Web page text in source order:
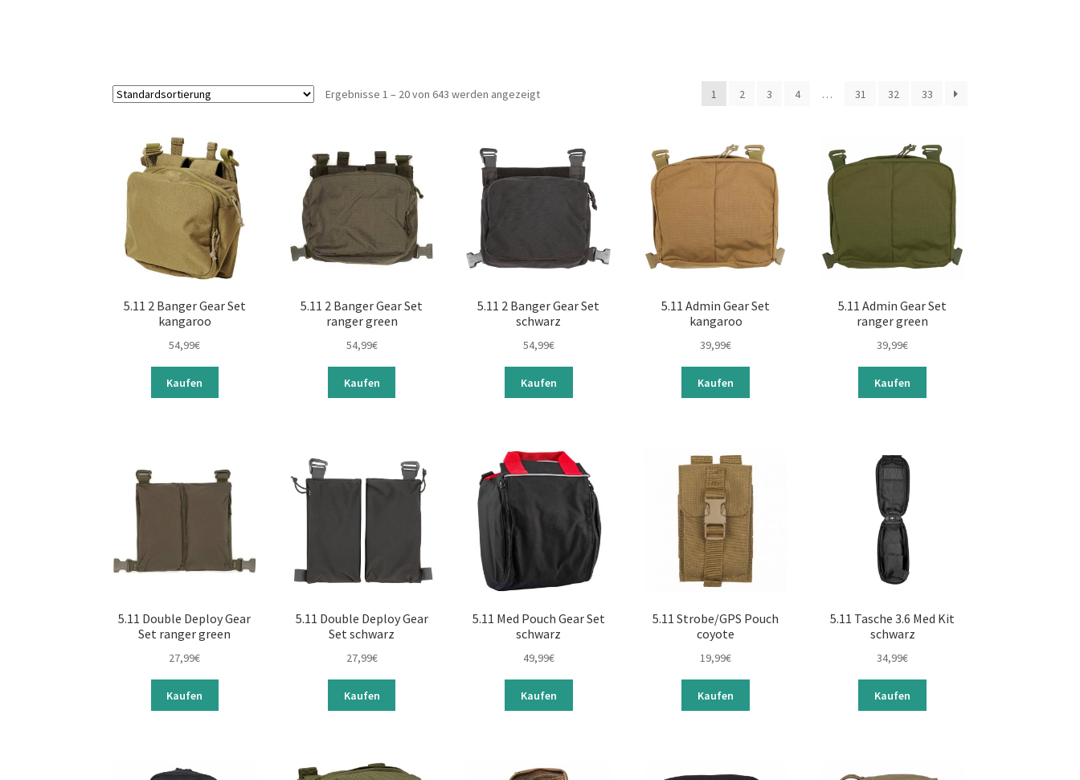
Ergebnisse 1 – 20 von 643 werden angezeigt 1 2 3 4 … 31 32 33
5.11 2 Banger Gear Set
kangaroo
54,99€
Kaufen
5.11 2 Banger Gear Set
ranger green
54,99€
Kaufen
5.11 2 Banger Gear Set
schwarz
54,99€
Kaufen
5.11 Admin Gear Set
kangaroo
39,99€
Kaufen
5.11 Admin Gear Set
ranger green
39,99€
Kaufen
5.11 Double Deploy Gear
Set ranger green
27,99€
Kaufen
5.11 Double Deploy Gear
Set schwarz
27,99€
Kaufen
5.11 Med Pouch Gear Set
schwarz
49,99€
Kaufen
5.11 Strobe/GPS Pouch
coyote
19,99€
Kaufen
5.11 Tasche 3.6 Med Kit
schwarz
34,99€
Kaufen